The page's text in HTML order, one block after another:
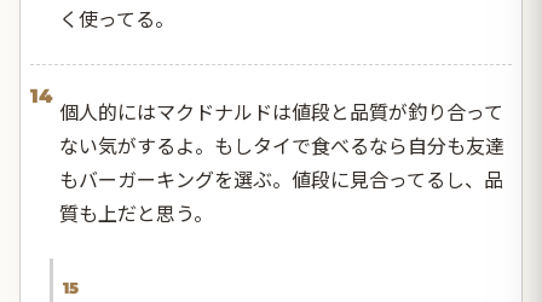
く使ってる。
14
個人的にはマクドナルドは値段と品質が釣り合って
ない気がするよ。もしタイで食べるなら自分も友達
もバーガーキングを選ぶ。値段に見合ってるし、品
質も上だと思う。
15